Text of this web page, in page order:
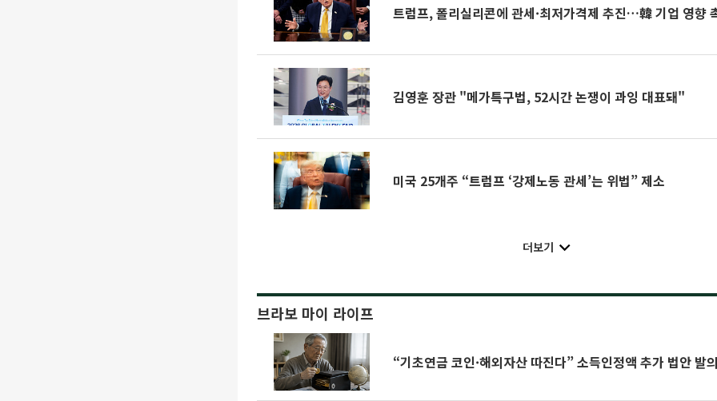
트럼프, 폴리실리콘에 관세·최저가격제 추진…韓 기업 영향
김영훈 장관 "메가특구법, 52시간 논쟁이 과잉 대표돼"
미국 25개주 “트럼프 ‘강제노동 관세’는 위법” 제소
더보기
브라보 마이 라이프
“기초연금 코인·해외자산 따진다” 소득인정액 추가 법안 발